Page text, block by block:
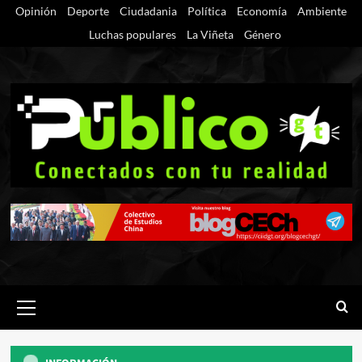
SaltarOpinión Deporte Ciudadania Política Economía
Ambiente
Luchas populares
La Viñeta Género
primario